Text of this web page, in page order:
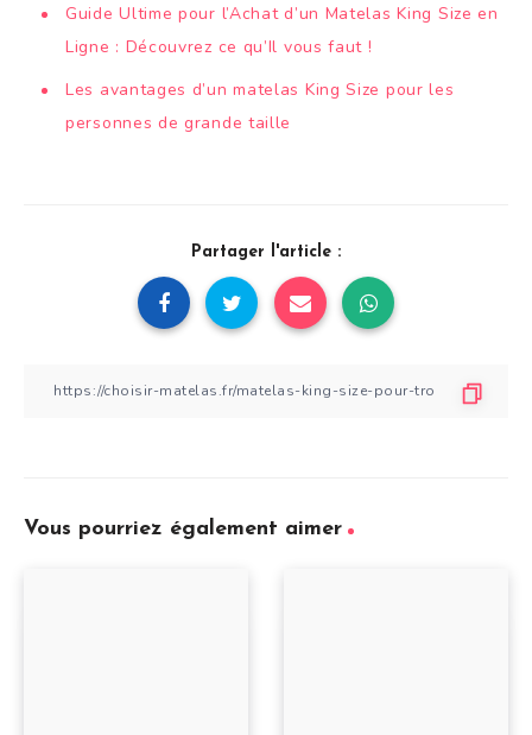
Guide Ultime pour l’Achat d’un Matelas King Size en
Ligne : Découvrez ce qu’Il vous faut !
Les avantages d’un matelas King Size pour les
personnes de grande taille
Partager l'article :
Vous pourriez également aimer